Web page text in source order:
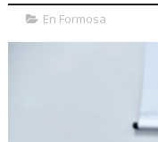
En Formosa